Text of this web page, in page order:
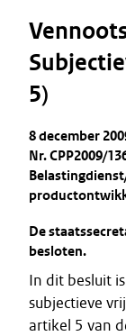
5)
8 december
Nr. CPP2009/
De
besloten.
In dit besluit
subjectieve
artikel 5 van